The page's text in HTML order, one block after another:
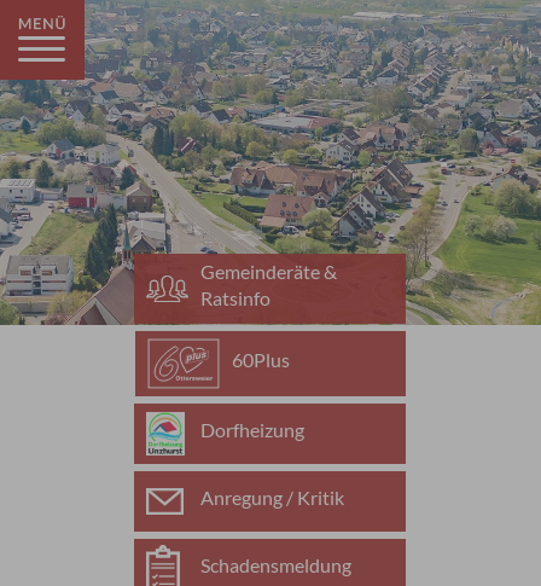
Gemeinderäte &
Ratsinfo
60Plus
Dorfheizung
Anregung / Kritik
Schadensmeldung